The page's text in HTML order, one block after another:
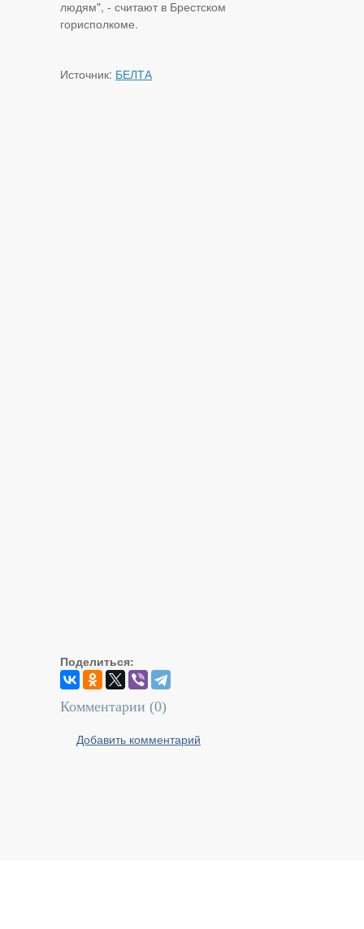
людям", - считают в Брестском
горисполкоме.
Источник: БЕЛТА
Поделиться:
Комментарии (0)
Добавить комментарий